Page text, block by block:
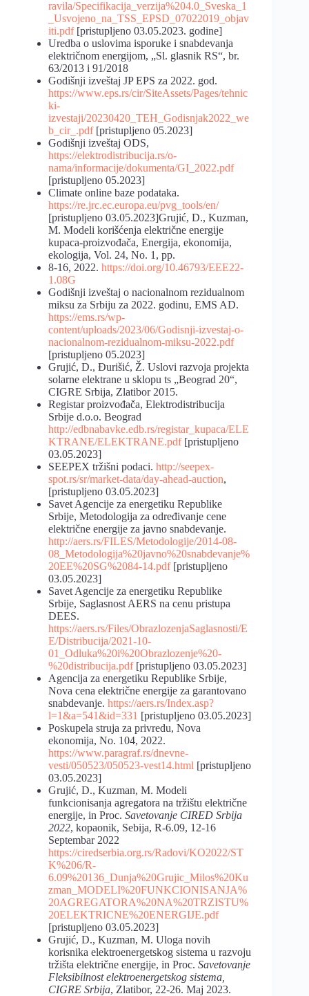
ravila/Specifikacija_verzija%204.0_Sveska_1
_Usvojeno_na_TSS_EPSD_07022019_objav
iti.pdf[pristupljeno 03.05.2023. godine]
Uredba o uslovima isporuke i snabdevanja
električnom energijom, „Sl. glasnik RS“, br.
63/2013 i 91/2018
Godišnji izveštaj JP EPS za 2022. god.
https://www.eps.rs/cir/SiteAssets/Pages/tehnic
ki-
izvestaji/20230420_TEH_Godisnjak2022_we
b_cir_.pdf[pristupljeno 05.2023]
Godišnji izveštaj ODS,
https://elektrodistribucija.rs/o-
nama/informacije/dokumenta/GI_2022.pdf
[pristupljeno 05.2023]
Climate online baze podataka.
https://re.jrc.ec.europa.eu/pvg_tools/en/
[pristupljeno 03.05.2023]Grujić, D., Kuzman,
M. Modeli korišćenja električne energije
kupaca-proizvođača, Energija, ekonomija,
ekologija, Vol. 24, No. 1, pp.
8-16, 2022. https://doi.org/10.46793/EEE22-
1.08G
Godišnji izveštaj o nacionalnom rezidualnom
miksu za Srbiju za 2022. godinu, EMS AD.
https://ems.rs/wp-
content/uploads/2023/06/Godisnji-izvestaj-o-
nacionalnom-rezidualnom-miksu-2022.pdf
[pristupljeno 05.2023]
Grujić, D., Đurišić, Ž. Uslovi rаzvojа projektа
solаrne elektrаne u sklopu ts „Beogrаd 20“,
CIGRE Srbija, Zlatibor 2015.
Registar proizvođača, Elektrodistribucija
Srbije d.o.o. Beograd
http://edbnabavke.edb.rs/registar_kupaca/ELE
KTRANE/ELEKTRANE.pdf[pristupljeno
03.05.2023]
SEEPEX tržišni podaci. http://seepex-
spot.rs/sr/market-data/day-ahead-auction,
[pristupljeno 03.05.2023]
Savet Agencije za energetiku Republike
Srbije, Metodologija za određivanje cene
električne energije za javno snabdevanje.
http://aers.rs/FILES/Metodologije/2014-08-
08_Metodologija%20javno%20snabdevanje%
20EE%20SG%2084-14.pdf[pristupljeno
03.05.2023]
Savet Agencije za energetiku Republike
Srbije, Saglasnost AERS na cenu pristupa
DEES.
https://aers.rs/Files/ObrazlozenjaSaglasnosti/E
E/Distribucija/2021-10-
01_Odluka%20i%20Obrazlozenje%20-
%20distribucija.pdf[pristupljeno 03.05.2023]
Agencija za energetiku Republike Srbije,
Nova cena električne energije za garantovano
snabdevanje. https://aers.rs/Index.asp?
l=1&a=541&id=331 [pristupljeno 03.05.2023]
Poskupela struja za privredu, Nova
ekonomija, No. 104, 2022.
https://www.paragraf.rs/dnevne-
vesti/050523/050523-vest14.html [pristupljeno
03.05.2023]
Grujić, D., Kuzman, M. Modeli
funkcionisanja agregatora na tržištu električne
energije, in Proc. Savetovanje CIRED Srbija
2022, kopaonik, Sebija, R-6.09, 12-16
Septembar 2022
https://ciredserbia.org.rs/Radovi/KO2022/ST
K%206/R-
6.09%20136_Dunja%20Grujic_Milos%20Ku
zman_MODELI%20FUNKCIONISANJA%
20AGREGATORA%20NA%20TRZISTU%
20ELEKTRICNE%20ENERGIJE.pdf
[pristupljeno 03.05.2023]
Grujić, D., Kuzman, M. Uloga novih
korisnika elektroenergetskog sistema u razvoju
tržišta električne energije, in Proc. Savetovanje
Fleksibilnost elektroenergetskog sistema,
CIGRE Srbija, Zlatibor, 22-26. Maj 2023.